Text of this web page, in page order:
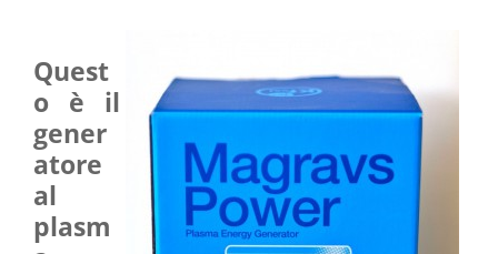
Quest
o è il
gener
atore
al
plasm